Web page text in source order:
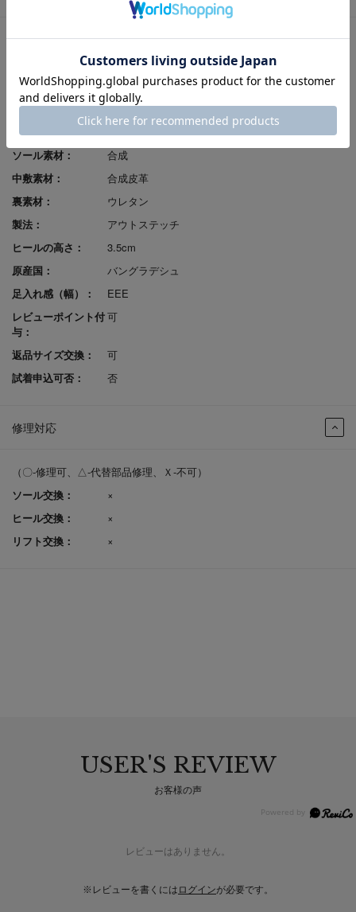
商品番号：
GFL20117-LGE-C-230
L-GREEN/C
性別：
婦人
発売シーズン：
2022S/S
ｱｯﾊﾟｰ材料：
牛革
ソール素材：
合成
中敷素材：
合成皮革
裏素材：
ウレタン
製法：
アウトステッチ
ヒールの高さ：
3.5cm
原産国：
バングラデシュ
足入れ感（幅）：
EEE
レビューポイント付
与：
可
返品サイズ交換：
可
試着申込可否：
否
修理対応
（〇-修理可、△-代替部品修理、Ｘ-不可）
ソール交換：
×
ヒール交換：
×
リフト交換：
×
USER'S REVIEW
お客様の声
レビューはありません。
※レビューを書くには ログインが必要です。